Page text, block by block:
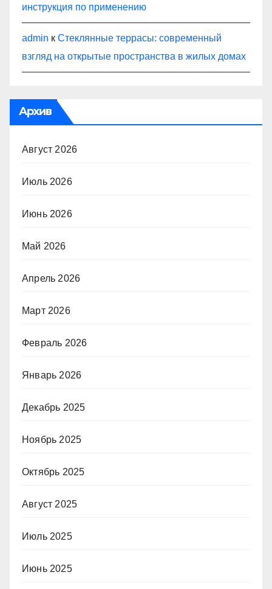
инструкция по применению
admin к Стеклянные террасы: современный
взгляд на открытые пространства в жилых домах
Архив
Август 2026
Июль 2026
Июнь 2026
Май 2026
Апрель 2026
Март 2026
Февраль 2026
Январь 2026
Декабрь 2025
Ноябрь 2025
Октябрь 2025
Август 2025
Июль 2025
Июнь 2025